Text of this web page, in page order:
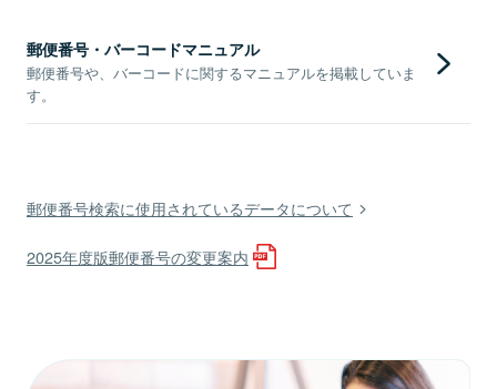
郵便番号・バーコードマニュアル
郵便番号や、バーコードに関するマニュアルを掲載していま
す。
郵便番号検索に使用されているデータについて
2025年度版郵便番号の変更案内